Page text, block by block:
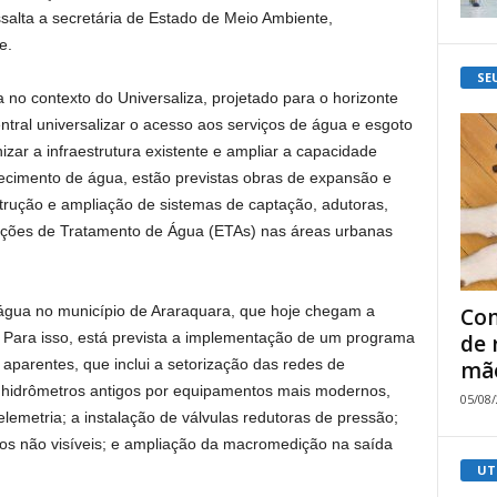
a secretária de Estado de Meio Ambiente,
contexto do Universaliza, projetado para o horizonte
universalizar o acesso aos serviços de água e esgoto
a infraestrutura existente e ampliar a capacidade
de água, estão previstas obras de expansão e
e ampliação de sistemas de captação, adutoras,
de Tratamento de Água (ETAs) nas áreas urbanas
no município de Araraquara, que hoje chegam a
isso, está prevista a implementação de um programa
que inclui a setorização das redes de
antigos por equipamentos mais modernos,
a instalação de válvulas redutoras de pressão;
não visíveis; e ampliação da macromedição na saída
de
05/